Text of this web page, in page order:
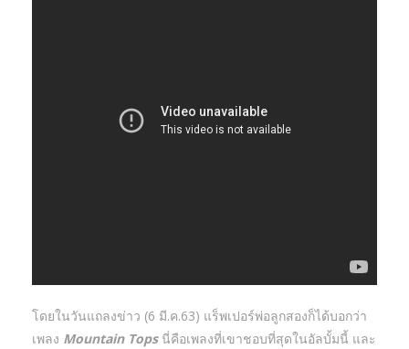
โดยในวันแถลงข่าว (6 มี.ค.63) แร็พเปอร์พ่อลูกสองก็ได้บอกว่า
เพลง Mountain Topsนี่คือเพลงที่เขาชอบที่สุดในอัลบั้มนี้ และ